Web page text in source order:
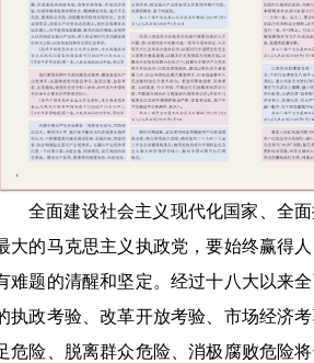
全面建设社会主义现代化国家、全
大的马克思主义执政党，要始终赢得
难题的清醒和坚定。经过十八大以来
执政考验、改革开放考验、市场经济
危险、脱离群众危险、消极腐败危险